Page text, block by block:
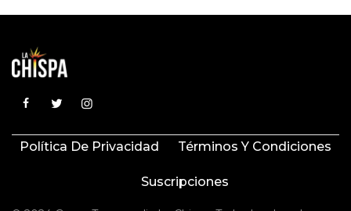
Política De Privacidad Términos Y Condiciones
Suscripciones